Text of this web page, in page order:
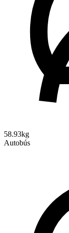
58.93kg
Autobús